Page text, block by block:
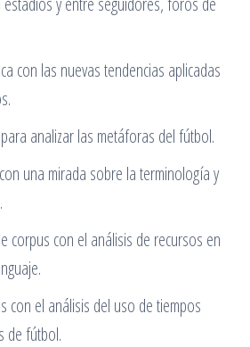
con las nuevas tendencias aplicadas
analizar las metáforas del fútbol.
una mirada sobre la terminología y
corpus con el análisis de recursos en
con el análisis del uso de tiempos
de fútbol.